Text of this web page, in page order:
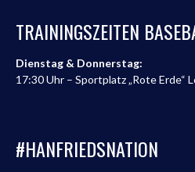
TRAININGSZEITEN
Dienstag & Donnerstag:
17:30 Uhr – Sportplatz „Rote Erde“
#HANFRIEDSNATION